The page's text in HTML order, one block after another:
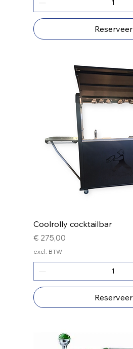
Reserveer
Coolrolly cocktailbar
Prijs
€ 275,00
excl. BTW
Reserveer